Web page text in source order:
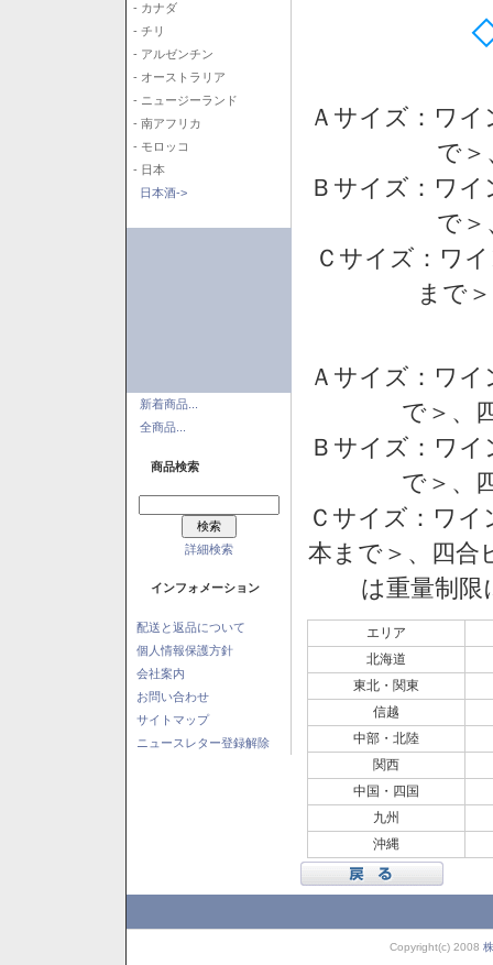
- カナダ
- チリ
- アルゼンチン
- オーストラリア
- ニュージーランド
- 南アフリカ
- モロッコ
- 日本
日本酒->
新着商品...
全商品...
商品検索
詳細検索
インフォメーション
配送と返品について
個人情報保護方針
会社案内
お問い合わせ
サイトマップ
ニュースレター登録解除
Ａサイズ：ワ
で
Ｂサイズ：ワ
で
Ｃサイズ：ワ
まで
Ａサイズ：ワ
で＞、
Ｂサイズ：ワ
で＞、
Ｃサイズ：ワイ
本まで＞、四
は重量制
エリア
北海道
東北・関東
信越
中部・北陸
関西
中国・四国
九州
沖縄
Copyright(c) 2008